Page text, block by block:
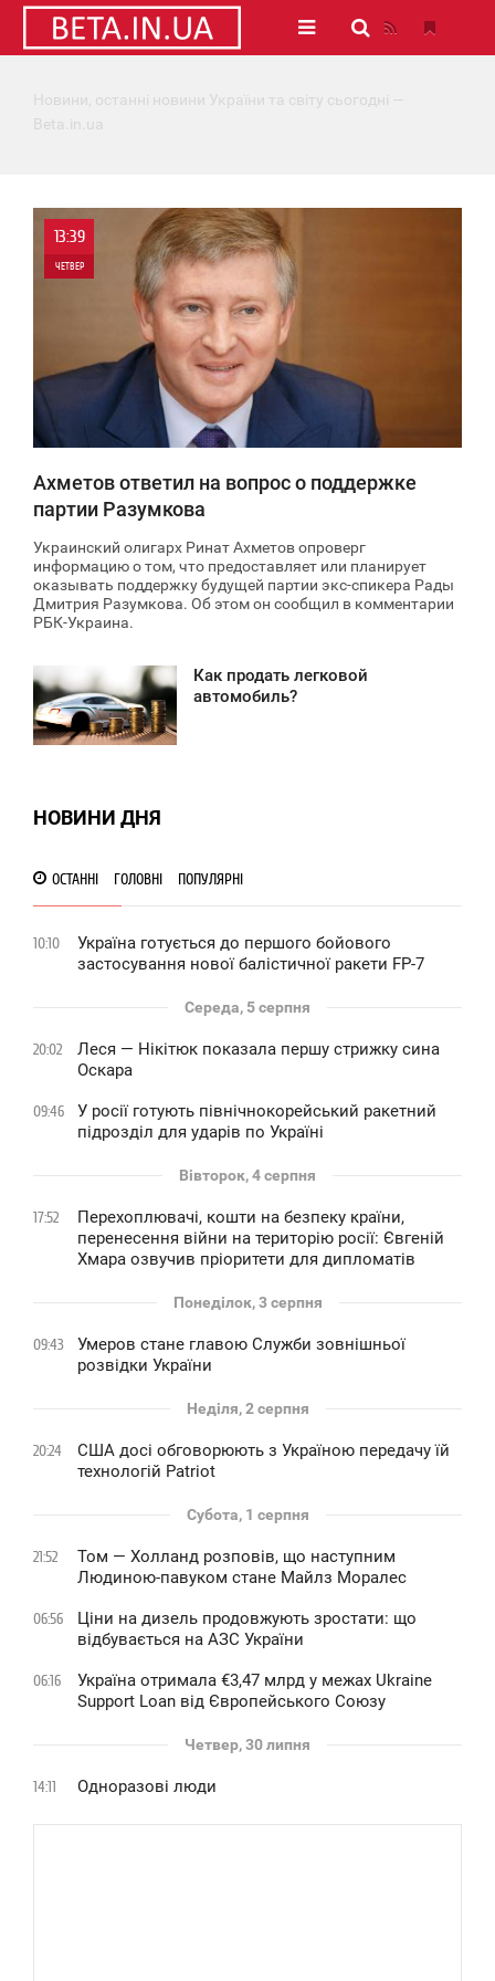
Новини, останні новини України та світу сьогодні —
Beta.in.ua
13:39
ЧЕТВЕР
4 980
Ахметов ответил на вопрос о поддержке
партии Разумкова
Украинский олигарх Ринат Ахметов опроверг
информацию о том, что предоставляет или планирует
оказывать поддержку будущей партии экс-спикера Рады
Дмитрия Разумкова. Об этом он сообщил в комментарии
РБК-Украина.
Как продать легковой
автомобиль?
НОВИНИ ДНЯ
ОСТАННІ ГОЛОВНІ ПОПУЛЯРНІ
10:10
Україна готується до першого бойового
застосування нової балістичної ракети FP-7
Середа, 5 серпня
20:02
Леся — Нікітюк показала першу стрижку сина
Оскара
09:46
У росії готують північнокорейський ракетний
підрозділ для ударів по Україні
Вівторок, 4 серпня
17:52
Перехоплювачі, кошти на безпеку країни,
перенесення війни на територію росії: Євгеній
Хмара озвучив пріоритети для дипломатів
Понеділок, 3 серпня
09:43
Умеров стане главою Служби зовнішньої
розвідки України
Неділя, 2 серпня
20:24
США досі обговорюють з Україною передачу їй
технологій Patriot
Субота, 1 серпня
21:52
Том — Холланд розповів, що наступним
Людиною-павуком стане Майлз Моралес
06:56
Ціни на дизель продовжують зростати: що
відбувається на АЗС України
06:16
Україна отримала €3,47 млрд у межах Ukraine
Support Loan від Європейського Союзу
Четвер, 30 липня
14:11 Одноразові люди